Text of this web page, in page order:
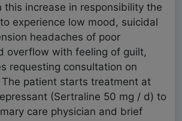
this increase in responsibility the
experience low mood, suicidal
headaches of poor
overflow with feeling of guilt,
requesting consultation on
patient starts treatment at
(Sertraline 50 mg / d) to
care physician and brief